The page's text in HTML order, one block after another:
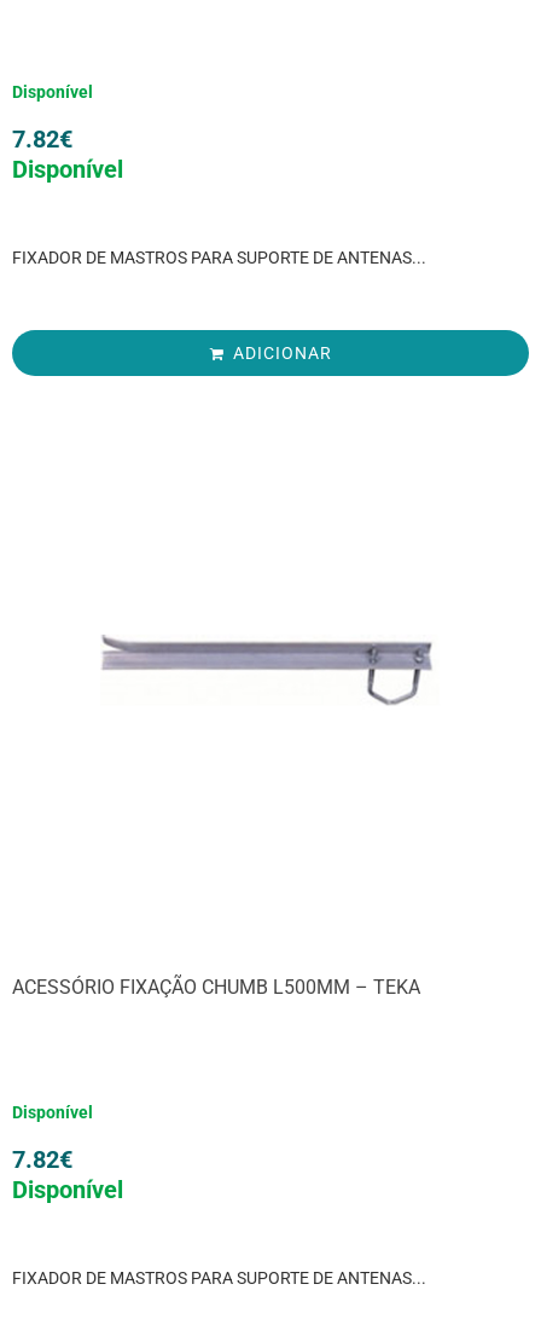
Disponível
7.82€
Disponível
FIXADOR DE MASTROS PARA SUPORTE DE ANTENAS...
ADICIONAR
ACESSÓRIO FIXAÇÃO CHUMB L500MM – TEKA
Disponível
7.82€
Disponível
FIXADOR DE MASTROS PARA SUPORTE DE ANTENAS...